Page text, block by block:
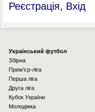
Реєстрація, Вхід
Українcький футбол
Збірна
Прем'єр-ліга
Перша ліга
Друга ліга
Кубок України
Молодіжка